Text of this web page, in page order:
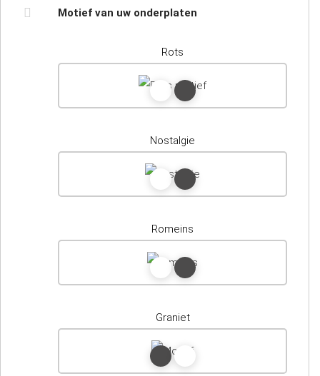
Motief van uw onderplaten
Rots
Nostalgie
Romeins
Graniet